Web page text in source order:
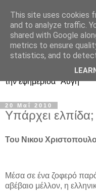
Ιστολόγιο
ΣΥΝ και
Περί ΣΥΝ, ΣΥΡΙΖΑ και
την εφημερίδα "Αυγή"
20 Μαΐ 2010
Υπάρχει ελπίδα;
Του Νικου
Μέσα σε ένα ζοφερό
αβέβαιο μέλλον, η
This site uses cookies
and to analyze traffic.
shared with Google
metrics to ensure
statistics, and to